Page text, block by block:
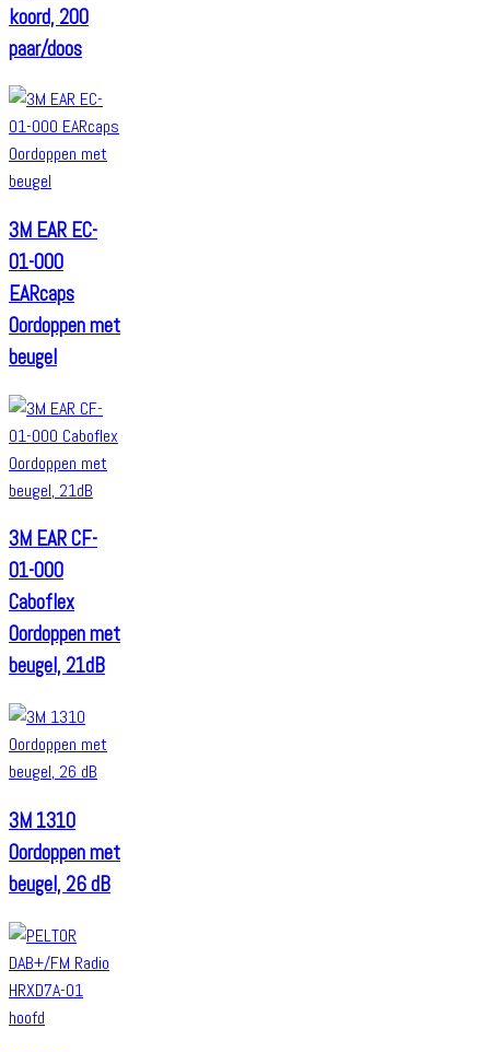
koord, 200
paar/doos
3M EAR EC-
01-000
EARcaps
Oordoppen met
beugel
3M EAR CF-
01-000
Caboflex
Oordoppen met
beugel, 21dB
3M 1310
Oordoppen met
beugel, 26 dB